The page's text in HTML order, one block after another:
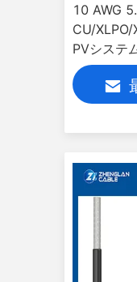
10 AWG
CU/
PVシステ